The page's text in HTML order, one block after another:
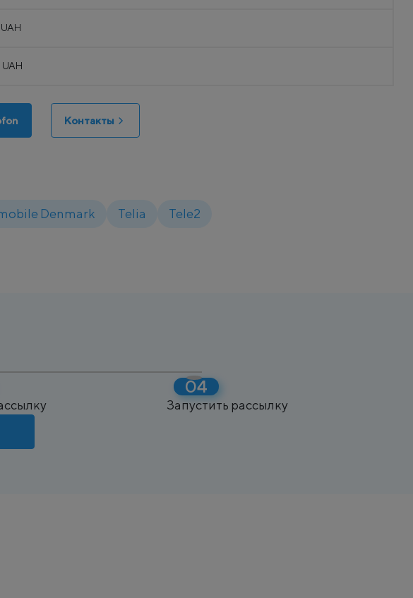
Контакты
Denmark Telia Tele2
Запустить рассылку